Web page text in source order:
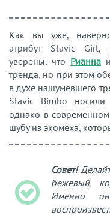
Как вы уже,
атрибут Slavic Girl,
уверены, что Рианна
тренда, но при этом
в духе нашумевшего
Slavic Bimbo носили
однако в
шубу из экомеха,
Совет!
бежевый,
Именно